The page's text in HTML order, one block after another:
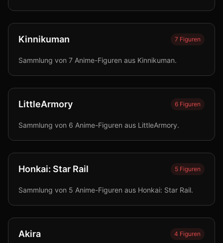
Kinnikuman 7 Figuren
Sammlung von 7 Anime-Figuren aus Kinnikuman.
LittleArmory 6 Figuren
Sammlung von 6 Anime-Figuren aus LittleArmory.
Honkai: Star Rail 5 Figuren
Sammlung von 5 Anime-Figuren aus Honkai: Star Rail.
Akira 4 Figuren